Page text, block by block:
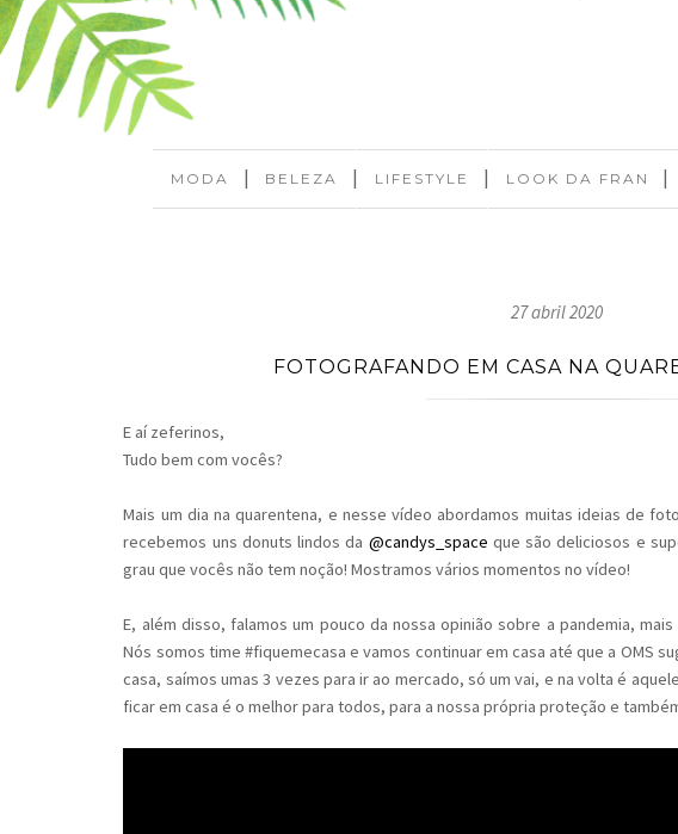
MODA | BELEZA | LIFESTYLE | LOOK DA FRAN |
27 abril 2020
FOTOGRAFANDO EM CASA NA
E aí zeferinos,
Tudo bem com vocês?
Mais um dia na quarentena, e nesse vídeo abordamos muitas ideias de
recebemos uns donuts lindos da @candys_space que são deliciosos e
grau que vocês não tem noção! Mostramos vários momentos no vídeo!
E, além disso, falamos um pouco da nossa opinião sobre a pandemia,
Nós somos time #fiquemecasa e vamos continuar em casa até que a OMS
casa, saímos umas 3 vezes para ir ao mercado, só um vai, e na volta é
ficar em casa é o melhor para todos, para a nossa própria proteção e